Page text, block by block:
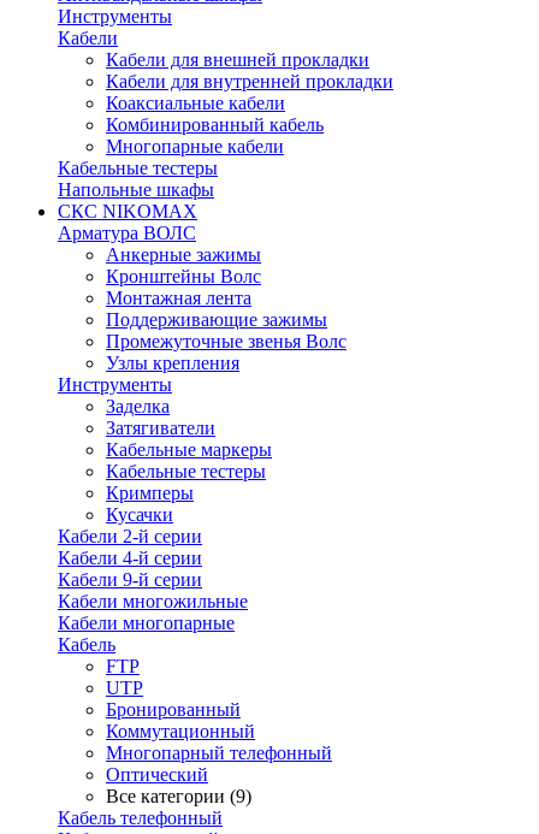
Инструменты
Кабели
Кабели для внешней прокладки
Кабели для внутренней прокладки
Коаксиальные кабели
Комбинированный кабель
Многопарные кабели
Кабельные тестеры
Напольные шкафы
СКС NIKOMAX
Арматура ВОЛС
Анкерные зажимы
Кронштейны Волс
Монтажная лента
Поддерживающие зажимы
Промежуточные звенья Волс
Узлы крепления
Инструменты
Заделка
Затягиватели
Кабельные маркеры
Кабельные тестеры
Кримперы
Кусачки
Кабели 2-й серии
Кабели 4-й серии
Кабели 9-й серии
Кабели многожильные
Кабели многопарные
Кабель
FTP
UTP
Бронированный
Коммутационный
Многопарный телефонный
Оптический
Все категории (9)
Кабель телефонный